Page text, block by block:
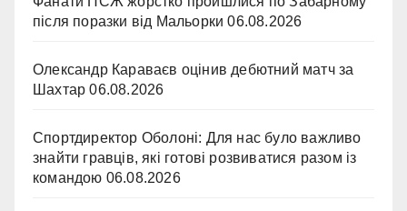
після поразки від Мальорки 06.08.2026
Олександр Караваєв оцінив дебютний матч за
Шахтар 06.08.2026
Спортдиректор Оболоні: Для нас було важливо
знайти гравців, які готові розвиватися разом із
командою 06.08.2026